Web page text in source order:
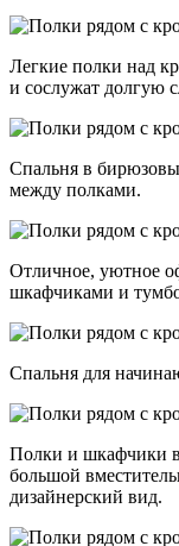
Легкие полки над
и сослужат долгую
Спальня в
между полками.
Отличное, уютное
шкафчиками и
Спальня для
Полки и шкафчики
большой
дизайнерский вид.